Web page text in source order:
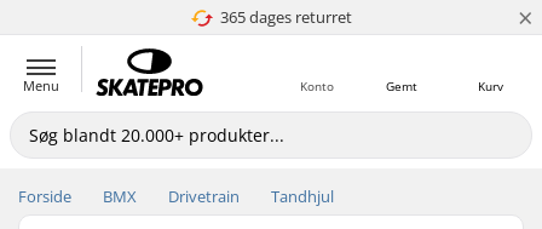
365 dages returret
4.8 ud af 5 ×
Menu Kurv
Gemt
Konto
Forside BMX Drivetrain Tandhjul